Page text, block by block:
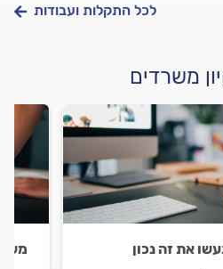
לכל התקלות ועבודות
משרדים
את זה נכון